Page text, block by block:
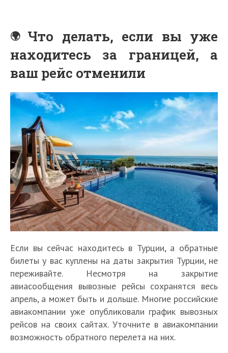
Что делать, если вы уже
находитесь за границей, а
ваш рейс отменили
Если вы сейчас находитесь в Турции, а обратные
билеты у вас куплены на даты закрытия Турции, не
переживайте. Несмотря на закрытие
авиасообщения вывозные рейсы сохранятся весь
апрель, а может быть и дольше. Многие российские
авиакомпании уже опубликовали график вывозных
рейсов на своих сайтах. Уточните в авиакомпании
возможность обратного перелета на них.